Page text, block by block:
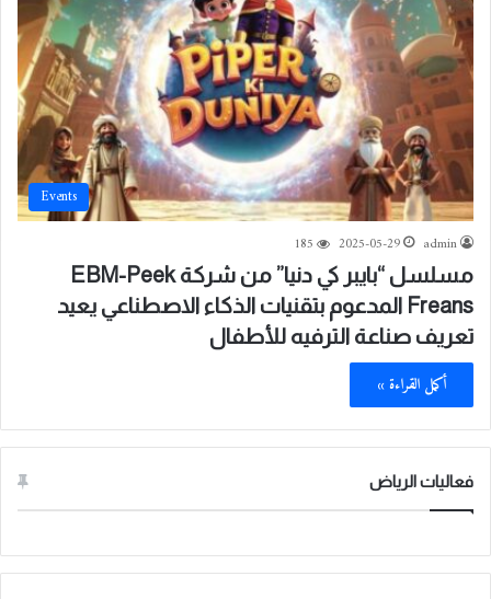
Events
admin
2025-05-29
185
مسلسل “بايبر كي دنيا” من شركة EBM-Peek
Freans المدعوم بتقنيات الذكاء الاصطناعي يعيد
تعريف صناعة الترفيه للأطفال
أكمل القراءة »
فعاليات الرياض